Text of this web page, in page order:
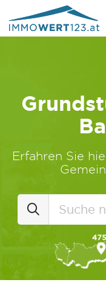
Erfahren Sie